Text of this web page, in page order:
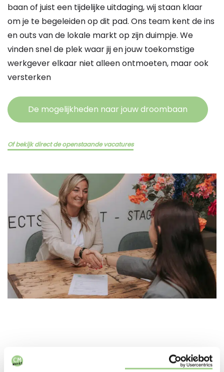
baan of juist een tijdelijke uitdaging, wij staan klaar
om je te begeleiden op dit pad. Ons team kent de ins
en outs van de lokale markt op zijn duimpje. We
vinden snel de plek waar jij en jouw toekomstige
werkgever elkaar niet alleen ontmoeten, maar ook
versterken
De mogelijkheden naar jouw droombaan
Of bekijk direct de openstaande vacatures